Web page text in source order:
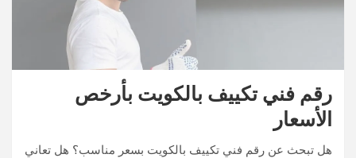
رقم فني تكييف بالكويت بأرخص
الأسعار
هل تبحث عن رقم فني تكييف بالكويت بسعر مناسب؟ هل تعاني